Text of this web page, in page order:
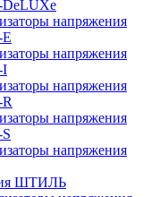
DeLUXe
напряжения
напряжения
I
напряжения
напряжения
напряжения
ШТИЛЬ